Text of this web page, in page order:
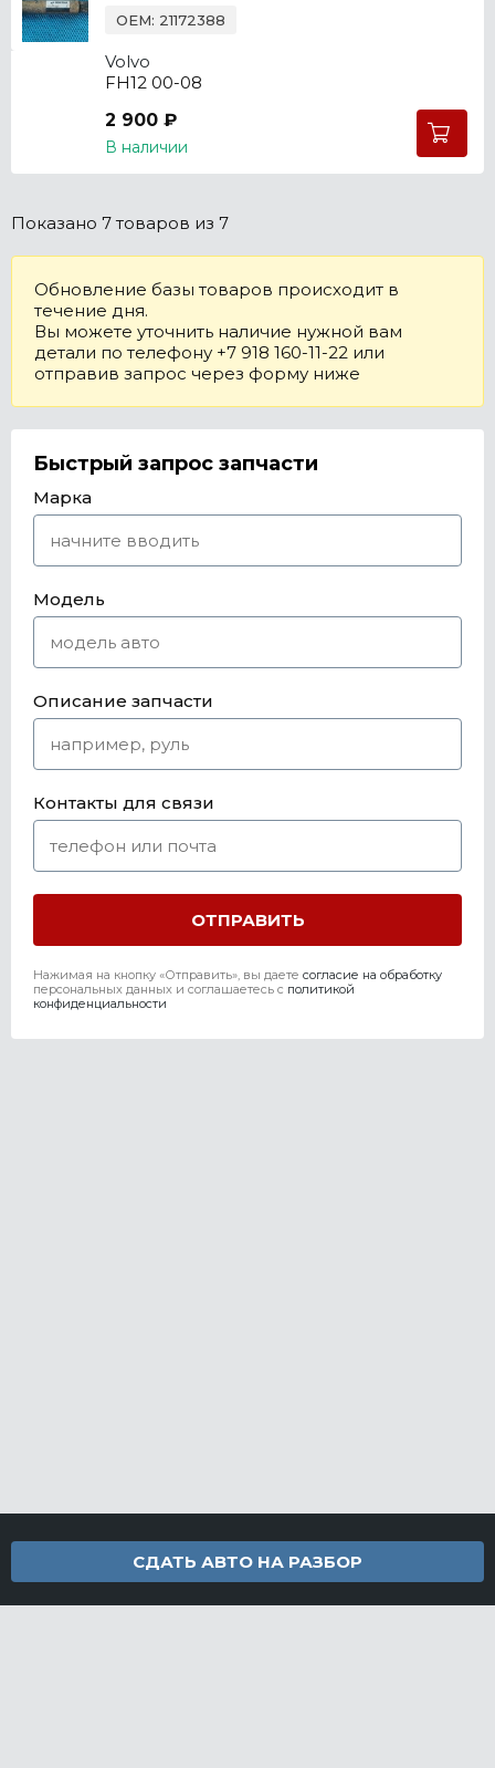
OEM: 21172388
Volvo
FH12 00-08
2 900 ₽
В наличии
Показано 7 товаров из 7
Обновление базы товаров происходит в
течение дня.
Вы можете уточнить наличие нужной вам
детали по телефону +7 918 160-11-22 или
отправив запрос через форму ниже
Быстрый запрос запчасти
Марка
Модель
Описание запчасти
Контакты для связи
Нажимая на кнопку «Отправить», вы даете согласие на обработку
персональных данных и соглашаетесь c политикой
конфиденциальности
СДАТЬ АВТО НА РАЗБОР